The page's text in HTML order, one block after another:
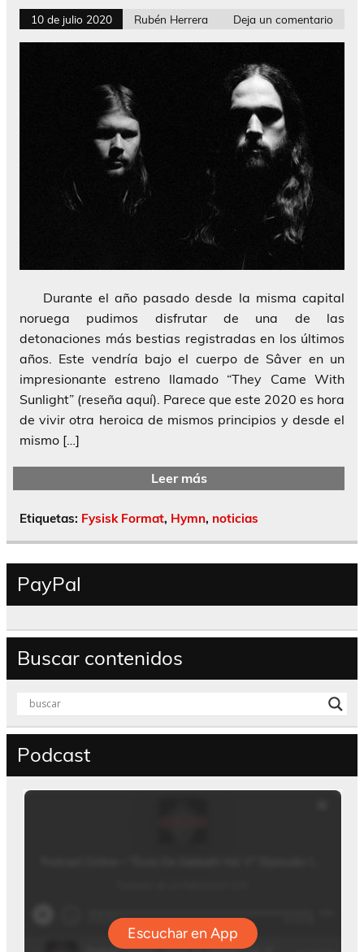
10 de julio 2020 Rubén Herrera Deja un comentario
Durante el año pasado desde la misma capital
noruega pudimos disfrutar de una de las
detonaciones más bestias registradas en los últimos
años. Este vendría bajo el cuerpo de Sâver en un
impresionante estreno llamado “They Came With
Sunlight” (reseña aquí). Parece que este 2020 es hora
de vivir otra heroica de mismos principios y desde el
mismo […]
Leer más
Etiquetas: Fysisk Format, Hymn, noticias
PayPal
Buscar contenidos
Podcast